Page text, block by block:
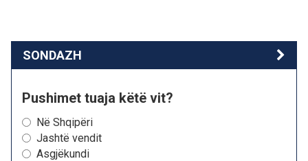
SONDAZH
Pushimet tuaja këtë vit?
Në Shqipëri
Jashtë vendit
Asgjëkundi